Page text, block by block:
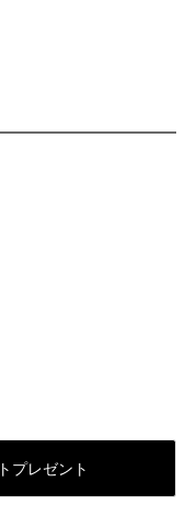
プレゼント